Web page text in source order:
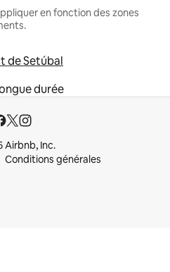
en fonction des zones
de Setúbal
durée
Airbnb, Inc.
Conditions générales